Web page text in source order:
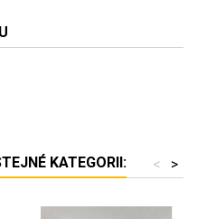
KATEGORII: >
<